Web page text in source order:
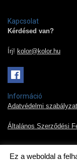
Kapcsolat
Kérdésed van?
Írj! kolor@kolor.hu
Információ
Adatvédelmi szabályzat
Általános Szerződési
Ez a weboldal a